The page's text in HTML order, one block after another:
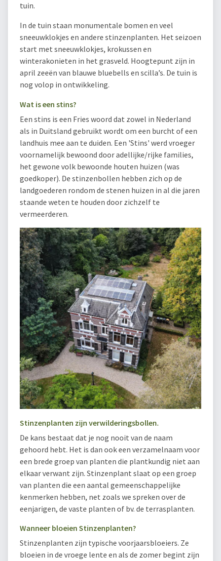
tuin.
In de tuin staan monumentale bomen en veel
sneeuwklokjes en andere stinzenplanten. Het seizoen
start met sneeuwklokjes, krokussen en
winterakonieten in het grasveld. Hoogtepunt zijn in
april zeeën van blauwe bluebells en scilla’s. De tuin is
nog volop in ontwikkeling.
Wat is een stins?
Een stins is een Fries woord dat zowel in Nederland
als in Duitsland gebruikt wordt om een burcht of een
landhuis mee aan te duiden. Een 'Stins' werd vroeger
voornamelijk bewoond door adellijke/rijke families,
het gewone volk bewoonde houten huizen (was
goedkoper). De stinzenbollen hebben zich op de
landgoederen rondom de stenen huizen in al die jaren
staande weten te houden door zichzelf te
vermeerderen.
Stinzenplanten zijn verwilderingsbollen.
De kans bestaat dat je nog nooit van de naam
gehoord hebt. Het is dan ook een verzamelnaam voor
een brede groep van planten die plantkundig niet aan
elkaar verwant zijn. Stinzenplant slaat op een groep
van planten die een aantal gemeenschappelijke
kenmerken hebben, net zoals we spreken over de
eenjarigen, de vaste planten of bv. de terrasplanten.
Wanneer bloeien Stinzenplanten?
Stinzenplanten zijn typische voorjaarsbloeiers. Ze
bloeien in de vroege lente en als de zomer begint zijn